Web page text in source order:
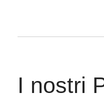
I nostri